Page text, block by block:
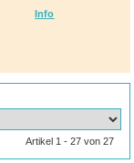
Info
Artikel 1 - 27 von 27